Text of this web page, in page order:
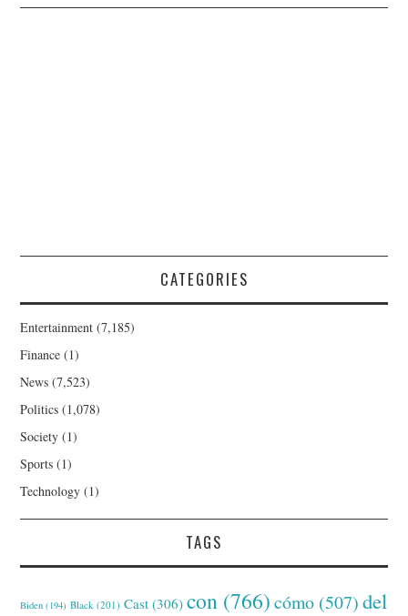
CATEGORIES
Entertainment (7,185)
Finance (1)
News (7,523)
Politics (1,078)
Society (1)
Sports (1)
Technology (1)
TAGS
Biden (194) Black (201) Cast (306) con (766) cómo (507) del